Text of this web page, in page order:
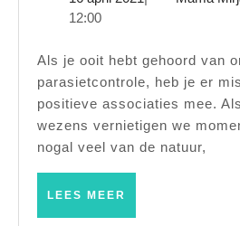
12:00
Als je ooit hebt gehoord van organische
parasietcontrole, heb je er
positieve associaties mee.
wezens vernietigen we
nogal veel van de natuur,
LEES MEER